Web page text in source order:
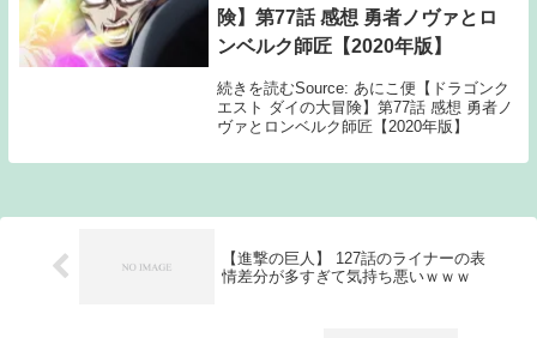
険】第77話 感想 勇者ノヴァとロ
ンベルク師匠【2020年版】
続きを読むSource: あにこ便【ドラゴンク
エスト ダイの大冒険】第77話 感想 勇者ノ
ヴァとロンベルク師匠【2020年版】
【進撃の巨人】 127話のライナーの表
情差分が多すぎて気持ち悪いｗｗｗ